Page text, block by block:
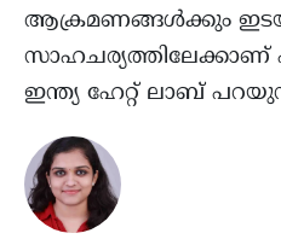
ആക്രമണങ്ങൾക്കും
സാഹചര്യത്തിലേക്കാണ്
ഇന്ത്യ ഹേറ്റ് ലാബ്